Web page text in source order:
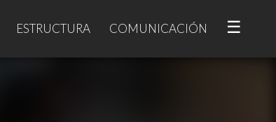
ESTRUCTURA COMUNICACIÓN ☰